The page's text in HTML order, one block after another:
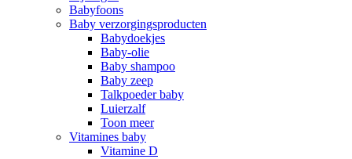
Babyfoons
Baby verzorgingsproducten
Babydoekjes
Baby-olie
Baby shampoo
Baby zeep
Talkpoeder baby
Luierzalf
Toon meer
Vitamines baby
Vitamine D